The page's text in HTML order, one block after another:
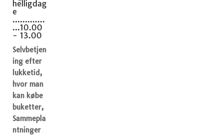
helligdag
e
.............
...10.00
- 13.00
Selvbetjen
ing efter
lukketid,
hvor man
kan købe
buketter,
Sammepla
ntninger